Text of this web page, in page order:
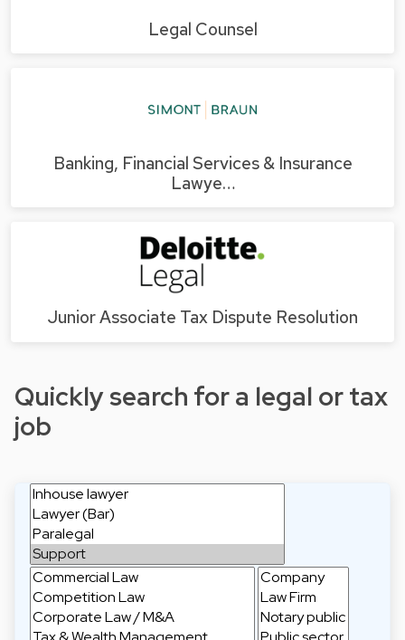
Legal Counsel
Banking, Financial Services & Insurance
Lawye…
Junior Associate Tax Dispute Resolution
Quickly search for a legal or tax
job